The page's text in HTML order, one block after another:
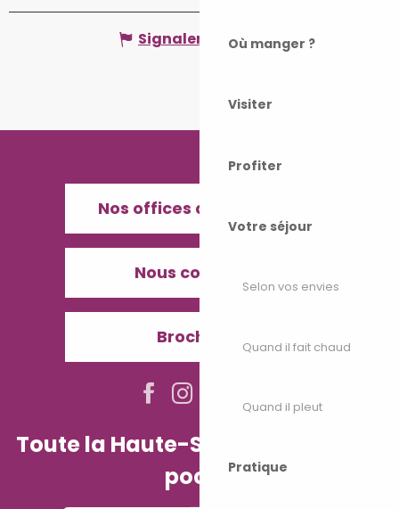
Où manger ?
Visiter
Profiter
Votre séjour
Selon vos envies
Quand il fait chaud
Quand il pleut
Pratique
Signaler une erreur
Nos offices de Tourisme
Nous contacter
Brochures
Toute la Haute-Saône dans votre
poche